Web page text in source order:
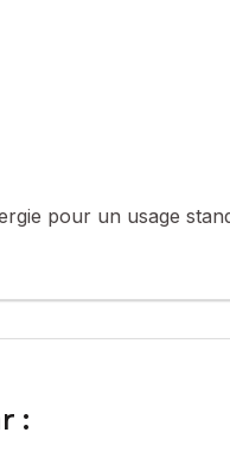
sont disponibles
: 0602049525, E-mail :
pour un usage
: